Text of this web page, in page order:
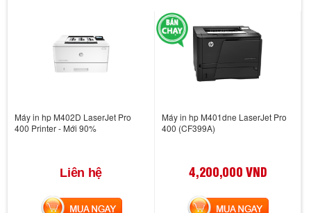
Máy in hp M402D LaserJet Pro
400 Printer - Mới 90%
Liên hệ
MUA NGAY
Máy in hp M401dne LaserJet Pro
400 (CF399A)
4,200,000 VND
MUA NGAY